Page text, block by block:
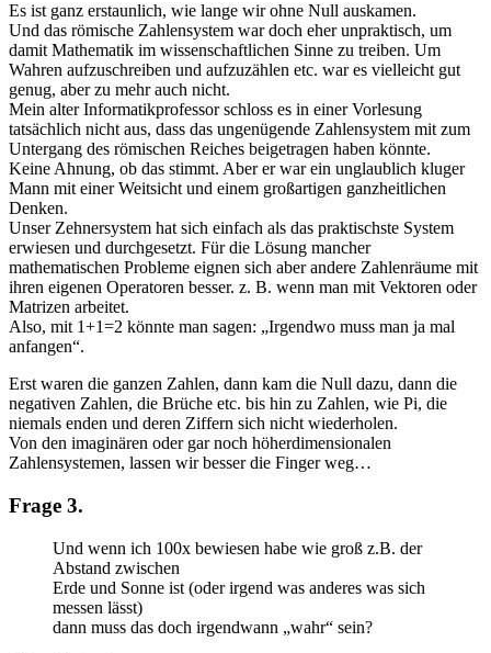
Es ist ganz erstaunlich, wie lange wir ohne Null auskamen.
Und das römische Zahlensystem war doch eher unpraktisch, um
damit Mathematik im wissenschaftlichen Sinne zu treiben. Um
Wahren aufzuschreiben und aufzuzählen etc. war es vielleicht gut
genug, aber zu mehr auch nicht.
Mein alter Informatikprofessor schloss es in einer Vorlesung
tatsächlich nicht aus, dass das ungenügende Zahlensystem mit zum
Untergang des römischen Reiches beigetragen haben könnte.
Keine Ahnung, ob das stimmt. Aber er war ein unglaublich kluger
Mann mit einer Weitsicht und einem großartigen ganzheitlichen
Denken.
Unser Zehnersystem hat sich einfach als das praktischste System
erwiesen und durchgesetzt. Für die Lösung mancher
mathematischen Probleme eignen sich aber andere Zahlenräume mit
ihren eigenen Operatoren besser. z. B. wenn man mit Vektoren oder
Matrizen arbeitet.
Also, mit 1+1=2 könnte man sagen: „Irgendwo muss man ja mal
anfangen“.
Erst waren die ganzen Zahlen, dann kam die Null dazu, dann die
negativen Zahlen, die Brüche etc. bis hin zu Zahlen, wie Pi, die
niemals enden und deren Ziffern sich nicht wiederholen.
Von den imaginären oder gar noch höherdimensionalen
Zahlensystemen, lassen wir besser die Finger weg…
Frage 3.
Und wenn ich 100x bewiesen habe wie groß z.B. der
Abstand zwischen
Erde und Sonne ist (oder irgend was anderes was sich
messen lässt)
dann muss das doch irgendwann „wahr“ sein?